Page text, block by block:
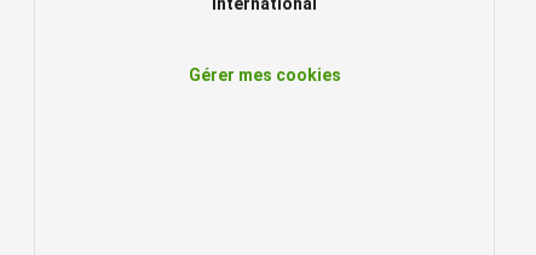
Gérer mes cookies